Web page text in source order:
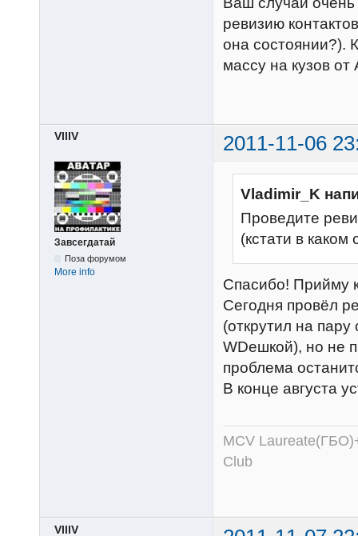
ревизию
она состоянии?).
массу на кузов от
VlllV 2011-11-06
Завсегдатай
Поза форумом
More info
Vladimir_K
Проведите
(кстати в каком
Спасибо! Прийму
Сегодня провёл
(открутил на
WDешкой), но не
проблема
В конце августа
MCV
Club
VlllV